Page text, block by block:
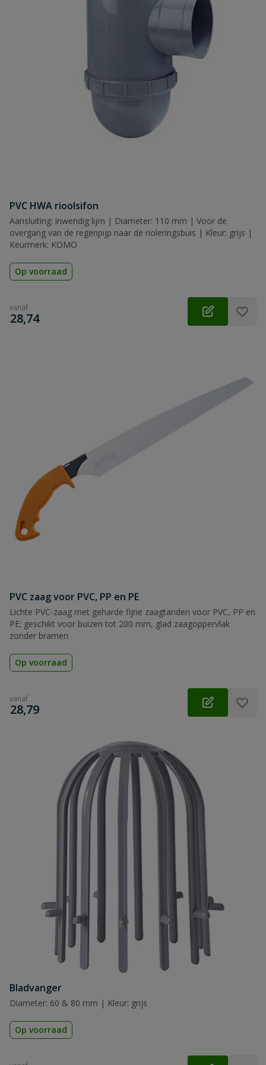
PVC HWA rioolsifon
Aansluiting: inwendig lijm | Diameter: 110 mm | Voor de
overgang van de regenpijp naar de rioleringsbuis | Kleur: grijs |
Keurmerk: KOMO
Op voorraad
vanaf
€
28,74
PVC zaag voor PVC, PP en PE
Lichte PVC-zaag met geharde fijne zaagtanden voor PVC, PP en
PE; geschikt voor buizen tot 200 mm, glad zaagoppervlak
zonder bramen
Op voorraad
vanaf
€
28,79
Bladvanger
Diameter: 60 & 80 mm | Kleur: grijs
Op voorraad